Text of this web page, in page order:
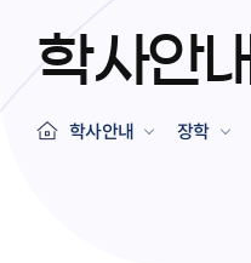
학사안내
학사안내 장학